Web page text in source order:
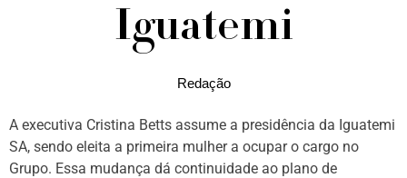
Iguatemi
Redação
A executiva Cristina Betts assume a presidência da Iguatemi
SA, sendo eleita a primeira mulher a ocupar o cargo no
Grupo. Essa mudança dá continuidade ao plano de